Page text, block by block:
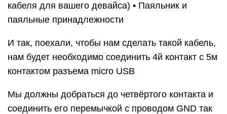
кабеля для вашего девайса) • Паяльник и
паяльные принадлежности
И так, поехали, чтобы нам сделать такой кабель,
нам будет необходимо соединить 4й контакт с 5м
контактом разъема micro USB
Мы должны добраться до четвёртого контакта и
соединить его перемычкой с проводом GND так